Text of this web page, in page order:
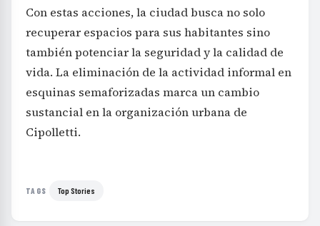
Con estas acciones, la ciudad busca no solo
recuperar espacios para sus habitantes sino
también potenciar la seguridad y la calidad de
vida. La eliminación de la actividad informal en
esquinas semaforizadas marca un cambio
sustancial en la organización urbana de
Cipolletti.
TAGS Top Stories